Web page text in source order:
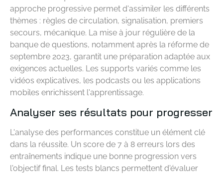
approche progressive permet d'assimiler les différents
thèmes : règles de circulation, signalisation, premiers
secours, mécanique. La mise à jour régulière de la
banque de questions, notamment après la réforme de
septembre 2023, garantit une préparation adaptée aux
exigences actuelles. Les supports variés comme les
vidéos explicatives, les podcasts ou les applications
mobiles enrichissent l'apprentissage.
Analyser ses résultats pour progresser
L'analyse des performances constitue un élément clé
dans la réussite. Un score de 7 à 8 erreurs lors des
entraînements indique une bonne progression vers
l'objectif final. Les tests blancs permettent d'évaluer